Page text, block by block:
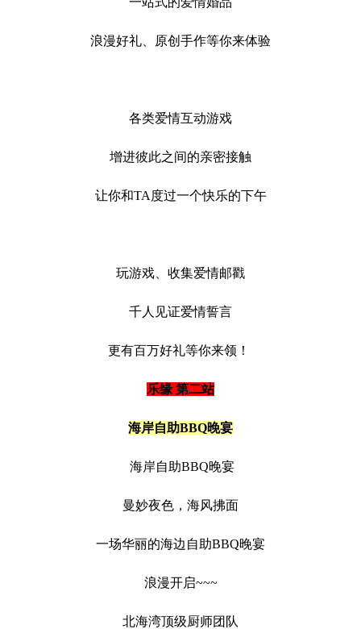
浪漫好礼、原创手作等你来体验
各类爱情互动游戏
增进彼此之间的亲密接触
让你和TA度过一个快乐的下午
玩游戏、收集爱情邮戳
千人见证爱情誓言
更有百万好礼等你来领！
乐缘 第二站
海岸自助BBQ晚宴
海岸自助BBQ晚宴
曼妙夜色，海风拂面
一场华丽的海边自助BBQ晚宴
浪漫开启~~~
北海湾顶级厨师团队